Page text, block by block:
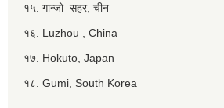
१५. गान्जो सहर, चीन
१६. Luzhou , China
१७. Hokuto, Japan
१८. Gumi, South Korea